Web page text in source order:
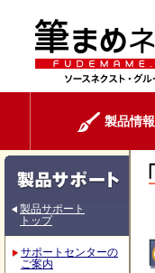
製品情報
製品サポート
トップ
サポートセンターの
ご案内